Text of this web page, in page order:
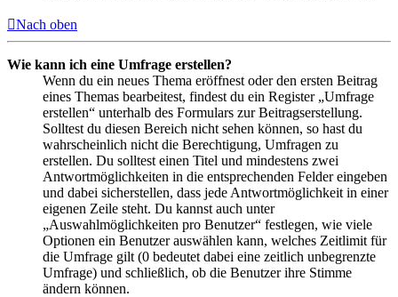
Nach oben
Wie kann ich eine Umfrage erstellen?
Wenn du ein neues Thema eröffnest oder den ersten Beitrag
eines Themas bearbeitest, findest du ein Register „Umfrage
erstellen“ unterhalb des Formulars zur Beitragserstellung.
Solltest du diesen Bereich nicht sehen können, so hast du
wahrscheinlich nicht die Berechtigung, Umfragen zu
erstellen. Du solltest einen Titel und mindestens zwei
Antwortmöglichkeiten in die entsprechenden Felder eingeben
und dabei sicherstellen, dass jede Antwortmöglichkeit in einer
eigenen Zeile steht. Du kannst auch unter
„Auswahlmöglichkeiten pro Benutzer“ festlegen, wie viele
Optionen ein Benutzer auswählen kann, welches Zeitlimit für
die Umfrage gilt (0 bedeutet dabei eine zeitlich unbegrenzte
Umfrage) und schließlich, ob die Benutzer ihre Stimme
ändern können.